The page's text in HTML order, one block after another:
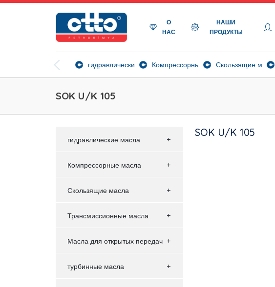
О
НАС
НАШИ
ПРОДУКТЫ
гидравлические маслаКомпрессорные маслаСкользящие масла
SOK U/K 105
гидравлические масла
Компрессорные масла
Скользящие масла
Трансмиссионные масла
Масла для открытых передач
турбинные масла
SOK U/K 105